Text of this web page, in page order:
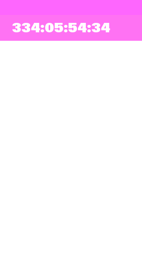
334:05:54:34